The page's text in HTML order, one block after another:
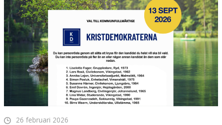
26 februari 2026